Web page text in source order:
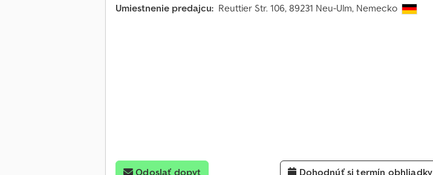
Umiestnenie predajcu: Reuttier Str. 106, 89231 Neu-Ulm, Nemecko
Odoslať dopyt Dohodnúť si termín obhliadky